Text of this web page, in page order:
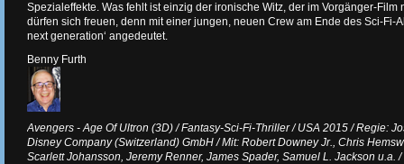
Spezialeffekte. Was fehlt ist einzig der ironische Witz, der im Vorgänger-Film
dürfen sich freuen, denn mit einer jungen, neuen Crew am Ende des Sci-Fi-
next generation‘ angedeutet.
Benny Furth
Avengers - Age Of Ultron (3D) / Fantasy-Sci-Fi-Thriller / USA 2015 / Regie:
Disney Company (Switzerland) GmbH / Mit: Robert Downey Jr., Chris
Scarlett Johansson, Jeremy Renner, James Spader, Samuel L. Jackson u.a.